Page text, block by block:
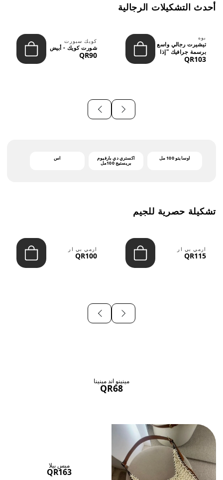
أحدث التشكيلات الرجالية
بوه
تيشيرت رجالي واسع
برسمة جرافيك "إذا
لم نُعجبك...
QR103
كويك سبورت
شورت كويك - أبيض
QR90
أوسايتو 100 مل
اكستري دي بارفيوم
بريستيج 100مل
اس
تشكيلة حصرية للجيم
ارمي بي ار
QR115
ارمي بي ار
QR100
مينينو اند مينينا
QR68
ميس بيلا
QR163